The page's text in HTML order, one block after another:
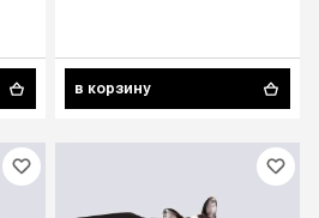
в корзину